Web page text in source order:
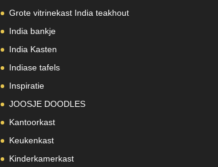
Grote vitrinekast India teakhout
India bankje
India Kasten
Indiase tafels
Inspiratie
JOOSJE DOODLES
Kantoorkast
Keukenkast
Kinderkamerkast